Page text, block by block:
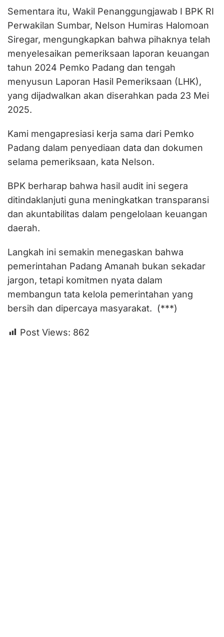
Sementara itu, Wakil Penanggungjawab I BPK RI
Perwakilan Sumbar, Nelson Humiras Halomoan
Siregar, mengungkapkan bahwa pihaknya telah
menyelesaikan pemeriksaan laporan keuangan
tahun 2024 Pemko Padang dan tengah
menyusun Laporan Hasil Pemeriksaan (LHK),
yang dijadwalkan akan diserahkan pada 23 Mei
2025.
Kami mengapresiasi kerja sama dari Pemko
Padang dalam penyediaan data dan dokumen
selama pemeriksaan, kata Nelson.
BPK berharap bahwa hasil audit ini segera
ditindaklanjuti guna meningkatkan transparansi
dan akuntabilitas dalam pengelolaan keuangan
daerah.
Langkah ini semakin menegaskan bahwa
pemerintahan Padang Amanah bukan sekadar
jargon, tetapi komitmen nyata dalam
membangun tata kelola pemerintahan yang
bersih dan dipercaya masyarakat. (***)
Post Views: 862